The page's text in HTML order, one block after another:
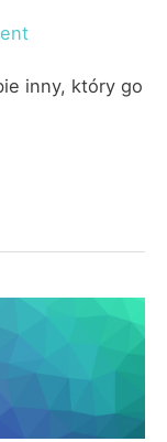
in­ny, który go